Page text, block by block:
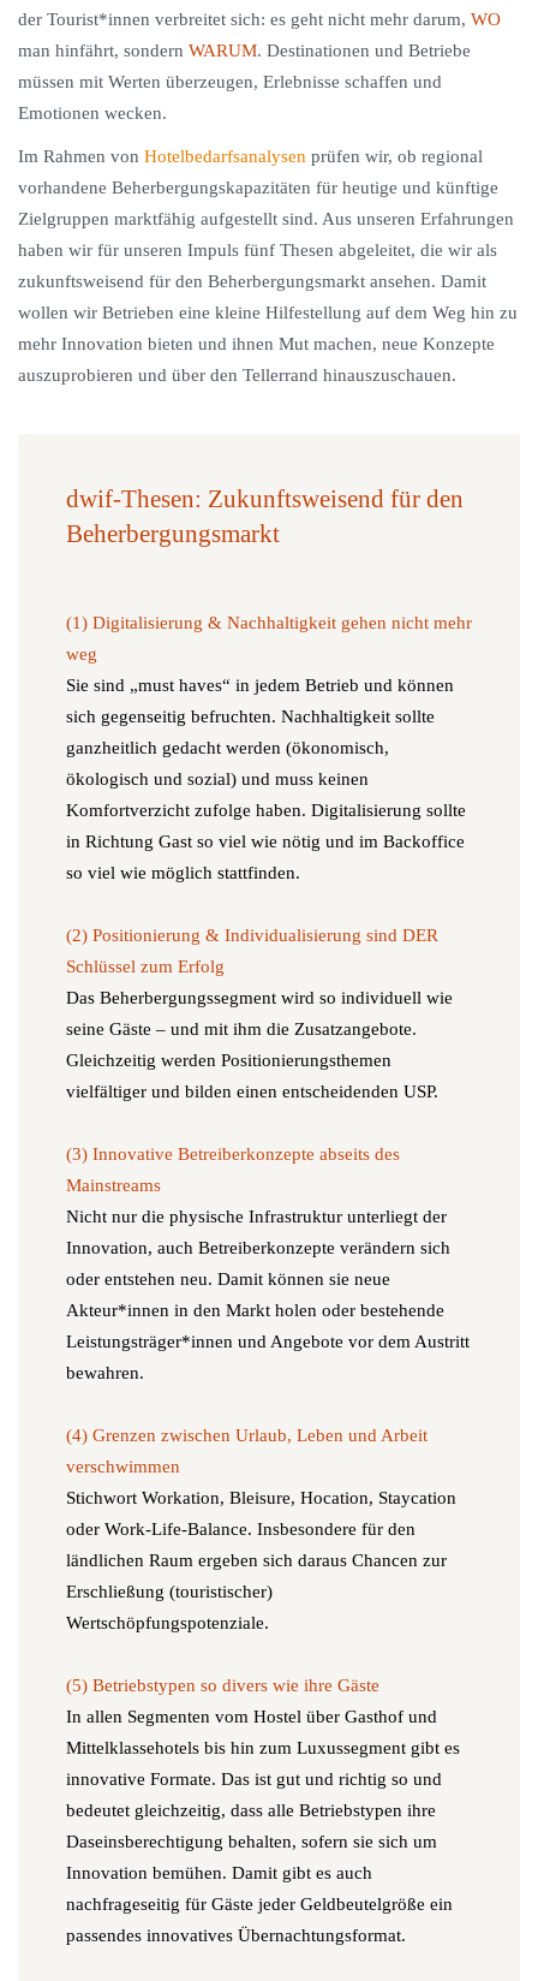
der Tourist*innen verbreitet sich: es geht nicht mehr darum, WO
man hinfährt, sondern WARUM. Destinationen und Betriebe
müssen mit Werten überzeugen, Erlebnisse schaffen und
Emotionen wecken.
Im Rahmen von Hotelbedarfsanalysen prüfen wir, ob regional
vorhandene Beherbergungskapazitäten für heutige und künftige
Zielgruppen marktfähig aufgestellt sind. Aus unseren Erfahrungen
haben wir für unseren Impuls fünf Thesen abgeleitet, die wir als
zukunftsweisend für den Beherbergungsmarkt ansehen. Damit
wollen wir Betrieben eine kleine Hilfestellung auf dem Weg hin zu
mehr Innovation bieten und ihnen Mut machen, neue Konzepte
auszuprobieren und über den Tellerrand hinauszuschauen.
dwif-Thesen: Zukunftsweisend für den
Beherbergungsmarkt
(1) Digitalisierung & Nachhaltigkeit gehen nicht mehr
weg
Sie sind „must haves“ in jedem Betrieb und können
sich gegenseitig befruchten. Nachhaltigkeit sollte
ganzheitlich gedacht werden (ökonomisch,
ökologisch und sozial) und muss keinen
Komfortverzicht zufolge haben. Digitalisierung sollte
in Richtung Gast so viel wie nötig und im Backoffice
so viel wie möglich stattfinden.
(2) Positionierung & Individualisierung sind DER
Schlüssel zum Erfolg
Das Beherbergungssegment wird so individuell wie
seine Gäste – und mit ihm die Zusatzangebote.
Gleichzeitig werden Positionierungsthemen
vielfältiger und bilden einen entscheidenden USP.
(3) Innovative Betreiberkonzepte abseits des
Mainstreams
Nicht nur die physische Infrastruktur unterliegt der
Innovation, auch Betreiberkonzepte verändern sich
oder entstehen neu. Damit können sie neue
Akteur*innen in den Markt holen oder bestehende
Leistungsträger*innen und Angebote vor dem Austritt
bewahren.
(4) Grenzen zwischen Urlaub, Leben und Arbeit
verschwimmen
Stichwort Workation, Bleisure, Hocation, Staycation
oder Work-Life-Balance. Insbesondere für den
ländlichen Raum ergeben sich daraus Chancen zur
Erschließung (touristischer)
Wertschöpfungspotenziale.
(5) Betriebstypen so divers wie ihre Gäste
In allen Segmenten vom Hostel über Gasthof und
Mittelklassehotels bis hin zum Luxussegment gibt es
innovative Formate. Das ist gut und richtig so und
bedeutet gleichzeitig, dass alle Betriebstypen ihre
Daseinsberechtigung behalten, sofern sie sich um
Innovation bemühen. Damit gibt es auch
nachfrageseitig für Gäste jeder Geldbeutelgröße ein
passendes innovatives Übernachtungsformat.